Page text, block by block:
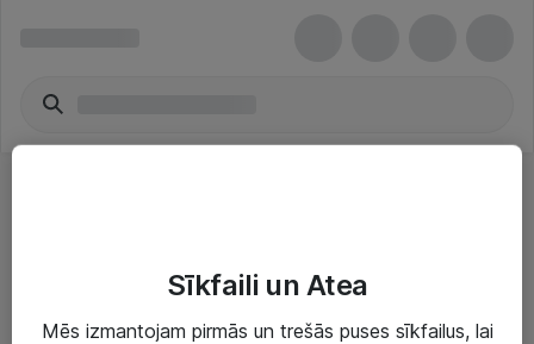
Sīkfaili un Atea
Mēs izmantojam pirmās un trešās puses sīkfailus, lai